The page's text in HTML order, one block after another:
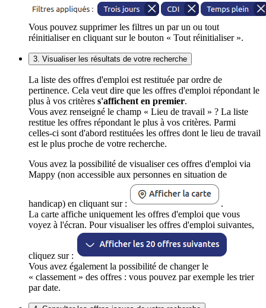
Vous pouvez supprimer les filtres un par un ou tout
réinitialiser en cliquant sur le bouton « Tout réinitialiser ».
3. Visualiser les résultats de votre recherche
La liste des offres d'emploi est restituée par ordre de
pertinence. Cela veut dire que les offres d'emploi répondant le
plus à vos critères s'affichent en premier.
Vous avez renseigné le champ « Lieu de travail » ? La liste
restitue les offres répondant le plus à vos critères. Parmi
celles-ci sont d'abord restituées les offres dont le lieu de travail
est le plus proche de votre recherche.
Vous avez la possibilité de visualiser ces offres d'emploi via
Mappy (non accessible aux personnes en situation de
handicap) en cliquant sur :
.
La carte affiche uniquement les offres d'emploi que vous
voyez à l'écran. Pour visualiser les offres d'emploi suivantes,
cliquez sur :
Vous avez également la possibilité de changer le
« classement » des offres : vous pouvez par exemple les trier
par date.